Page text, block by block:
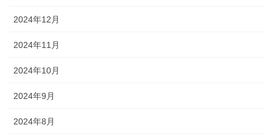
2024年12月
2024年11月
2024年10月
2024年9月
2024年8月